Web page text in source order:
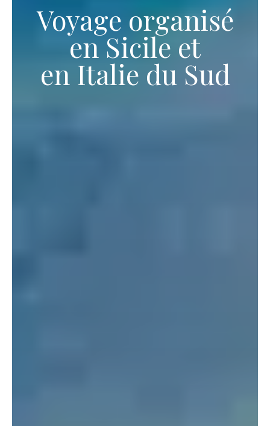
Voyage organisé
en Sicile et
en Italie du Sud